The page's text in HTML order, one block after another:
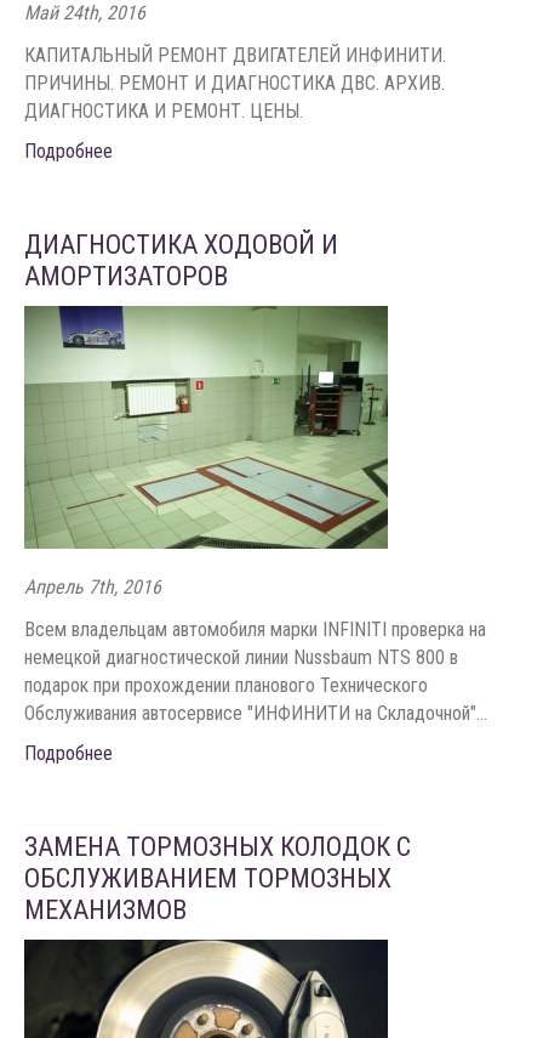
Май 24th, 2016
КАПИТАЛЬНЫЙ РЕМОНТ ДВИГАТЕЛЕЙ ИНФИНИТИ.
ПРИЧИНЫ. РЕМОНТ И ДИАГНОСТИКА ДВС. АРХИВ.
ДИАГНОСТИКА И РЕМОНТ. ЦЕНЫ.
Подробнее
ДИАГНОСТИКА ХОДОВОЙ И
АМОРТИЗАТОРОВ
Апрель 7th, 2016
Всем владельцам автомобиля марки INFINITI проверка на
немецкой диагностической линии Nussbaum NTS 800 в
подарок при прохождении планового Технического
Обслуживания автосервисе "ИНФИНИТИ на Складочной"...
Подробнее
ЗАМЕНА ТОРМОЗНЫХ КОЛОДОК С
ОБСЛУЖИВАНИЕМ ТОРМОЗНЫХ
МЕХАНИЗМОВ